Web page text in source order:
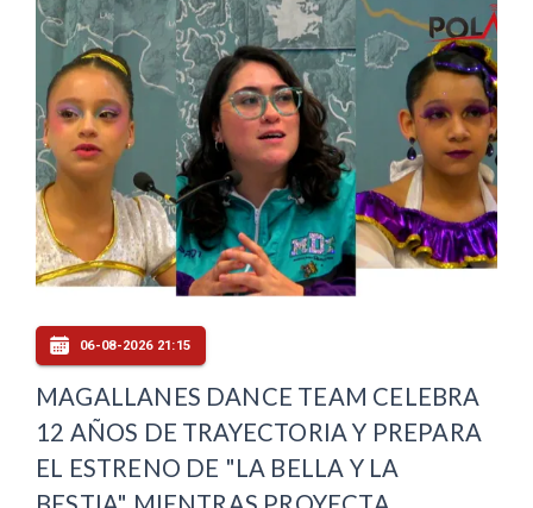
06-08-2026 21:15
MAGALLANES DANCE TEAM CELEBRA
12 AÑOS DE TRAYECTORIA Y PREPARA
EL ESTRENO DE "LA BELLA Y LA